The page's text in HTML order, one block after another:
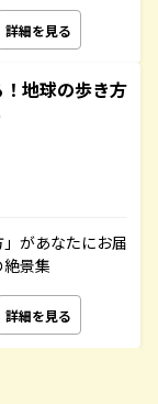
詳細を見る
地球の歩き方
があなたにお届
景集
詳細を見る